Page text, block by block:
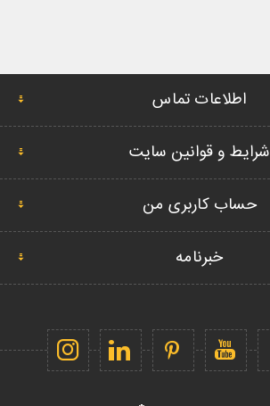
اطلاعات تماس
شرایط و قوانین سایت
حساب کاربری من
خبرنامه